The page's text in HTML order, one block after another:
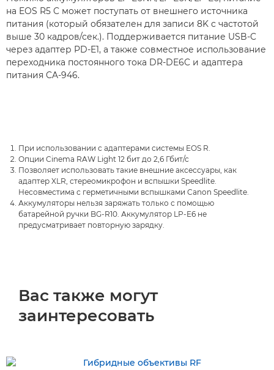
на EOS R5 C может поступать от внешнего источника
питания (который обязателен для записи 8K с частотой
выше 30 кадров/сек.). Поддерживается питание USB-C
через адаптер PD-E1, а также совместное использование
переходника постоянного тока DR-DE6C и адаптера
питания CA-946.
При использовании с адаптерами системы EOS R.
Опции Cinema RAW Light 12 бит до 2,6 Гбит/с
Позволяет использовать такие внешние аксессуары, как
адаптер XLR, стереомикрофон и вспышки Speedlite.
Несовместима с герметичными вспышками Canon Speedlite.
Аккумуляторы нельзя заряжать только с помощью
батарейной ручки BG-R10. Аккумулятор LP-E6 не
предусматривает повторную зарядку.
Вас также могут
заинтересовать